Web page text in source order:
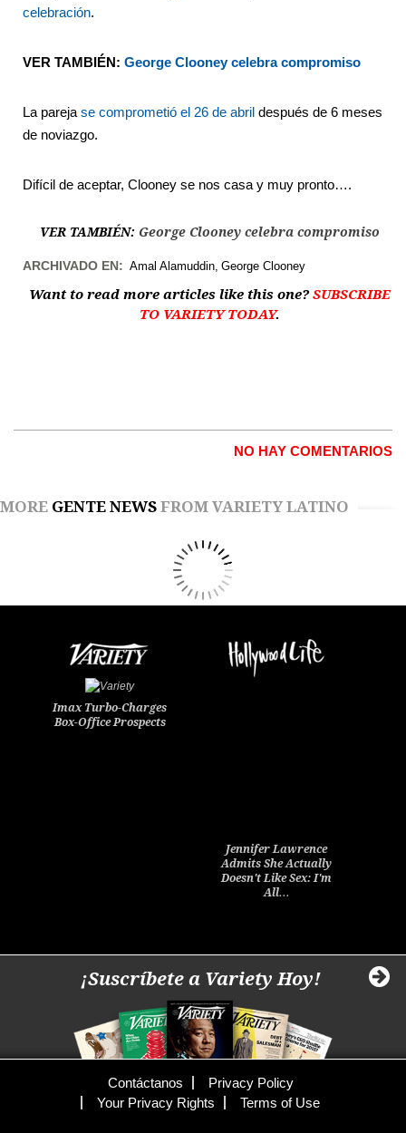
celebración.
VER TAMBIÉN: George Clooney celebra compromiso
La pareja se comprometió el 26 de abril después de 6 meses
de noviazgo.
Difícil de aceptar, Clooney se nos casa y muy pronto….
VER TAMBIÉN: George Clooney celebra compromiso
ARCHIVADO EN: Amal Alamuddin George Clooney
Want to read more articles like this one?SUBSCRIBE
TO VARIETY TODAY.
NO HAY COMENTARIOS
MORE GENTE NEWS FROM VARIETY LATINO
Imax Turbo-Charges
Box-Office Prospects
Jennifer Lawrence
Admits She Actually
Doesn't Like Sex: I'm
All…
¡Suscríbete a Variety Hoy!
Contáctanos
Privacy Policy
Your Privacy Rights
Terms of Use